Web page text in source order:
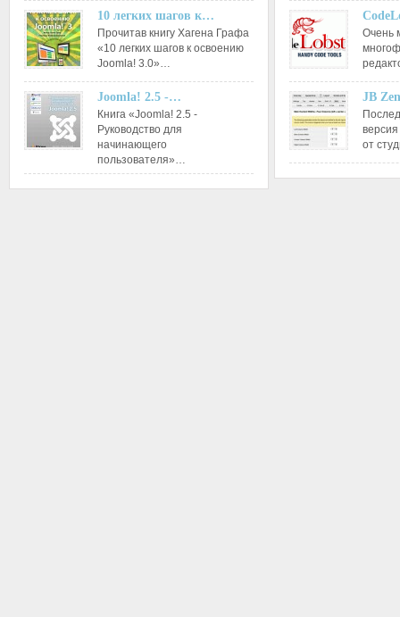
10 легких шагов к…
Прочитав книгу Хагена Графа
«10 легких шагов к освоению
Joomla! 3.0»…
Joomla! 2.5 -…
Книга «Joomla! 2.5 -
Руководство для
начинающего
пользователя»…
Очень
JB
от